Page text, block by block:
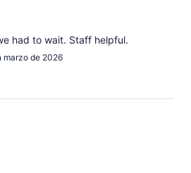
had to wait. Staff helpful.
marzo de 2026